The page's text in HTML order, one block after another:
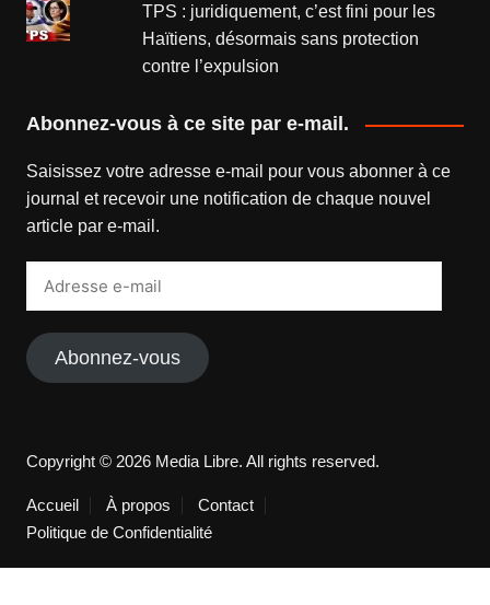
TPS : juridiquement, c’est fini pour les
Haïtiens, désormais sans protection
contre l’expulsion
Abonnez-vous à ce site par e-mail.
Saisissez votre adresse e-mail pour vous abonner à ce
journal et recevoir une notification de chaque nouvel
article par e-mail.
Abonnez-vous
Copyright © 2026 Media Libre. All rights reserved.
Accueil À propos
Contact
Politique de Confidentialité